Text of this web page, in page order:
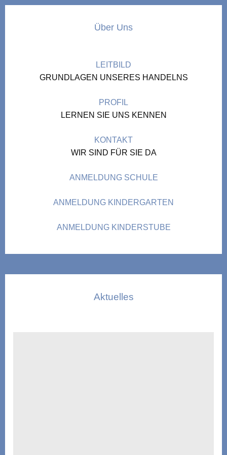
Über Uns
LEITBILD
GRUNDLAGEN UNSERES HANDELNS
PROFIL
LERNEN SIE UNS KENNEN
KONTAKT
WIR SIND FÜR SIE DA
ANMELDUNG SCHULE
ANMELDUNG KINDERGARTEN
ANMELDUNG KINDERSTUBE
Aktuelles